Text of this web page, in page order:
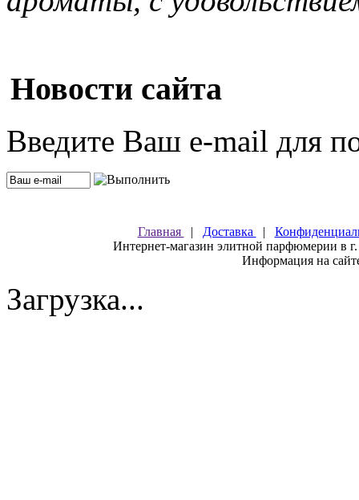
Новости сайта
Введите Ваш e-mail для
Главная | Доставка |
Интернет-магазин элитной парфюмерии в
Информация на
Загрузка...